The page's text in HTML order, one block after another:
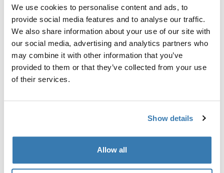
We use cookies to personalise content and ads, to
provide social media features and to analyse our traffic.
We also share information about your use of our site with
our social media, advertising and analytics partners who
may combine it with other information that you’ve
provided to them or that they’ve collected from your use
of their services.
Show details
Allow all
В просторной лыжной сумке на колесиках с
мягкими чехлами для лыж ваше снаряжение будет
безопасно доставлено куда угодно.
Toggle features
Все характеристики
Toggle techspec
Технические характеристики